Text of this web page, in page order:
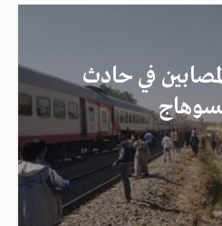
في حادث